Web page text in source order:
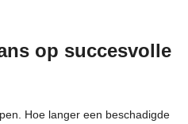
op succesvolle
Hoe langer een beschadigde